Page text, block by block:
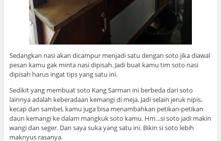
Sedangkan nasi akan dicampur menjadi satu dengan soto jika diawal
pesan kamu gak minta nasi dipisah. Jadi buat kamu tim soto nasi
dipisah harus ingat tips yang satu ini.
Sedikit yang membuat soto Kang Sarman ini berbeda dari soto
lainnya adalah keberadaan kemangi di meja. Jadi selain jeruk nipis,
kecap dan sambel, kamu juga bisa menambahkan petikan-petikan
daun kemangi ke dalam mangkuk soto kamu. Hm…si soto jadi makin
wangi dan seger. Dan saya suka yang satu ini. Bikin si soto lebih
maknyus rasanya.